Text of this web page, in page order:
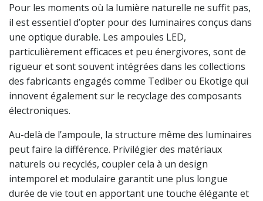
Pour les moments où la lumière naturelle ne suffit pas,
il est essentiel d’opter pour des luminaires conçus dans
une optique durable. Les ampoules LED,
particulièrement efficaces et peu énergivores, sont de
rigueur et sont souvent intégrées dans les collections
des fabricants engagés comme Tediber ou Ekotige qui
innovent également sur le recyclage des composants
électroniques.
Au-delà de l’ampoule, la structure même des luminaires
peut faire la différence. Privilégier des matériaux
naturels ou recyclés, coupler cela à un design
intemporel et modulaire garantit une plus longue
durée de vie tout en apportant une touche élégante et